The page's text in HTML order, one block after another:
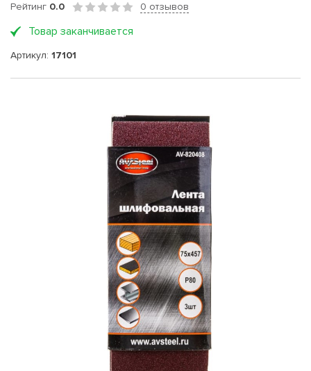
Рейтинг 0.0 0 отзывов
Товар заканчивается
Артикул: 17101